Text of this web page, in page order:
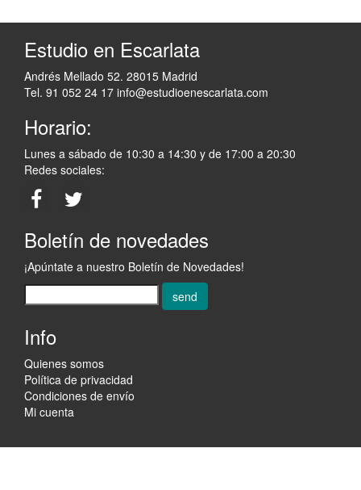
Estudio en Escarlata
Andrés Mellado 52. 28015 Madrid
Tel. 91 052 24 17 info@estudioenescarlata.com
Horario:
Lunes a sábado de 10:30 a 14:30 y de 17:00 a 20:30
Redes sociales:
Boletín de novedades
¡Apúntate a nuestro Boletín de Novedades!
send
Info
Quienes somos
Política de privacidad
Condiciones de envío
Mi cuenta